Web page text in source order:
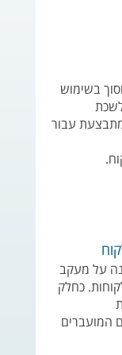
בשימוש
עבור
של ארכיב 2000 ממונה על מעקב
כחלק
המועברים